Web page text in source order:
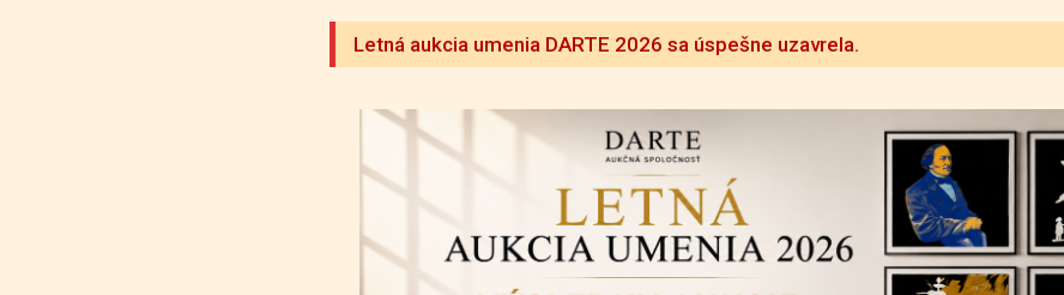
Letná aukcia umenia DARTE 2026 sa úspešne uzavrela.